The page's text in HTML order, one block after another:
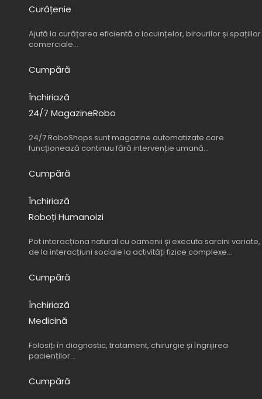
Curățenie
Ajută la curățarea eficientă a locuințelor, birourilor și spațiilor
comerciale…
Cumpără
Închiriază
24/7 MagazineRobo
24/7 RoboShops sunt magazine automatizate care
funcționează continuu fără intervenție umană…
Cumpără
Închiriază
Roboți Humanoizi
Pot interacționa natural cu oamenii și executa sarcini variate,
de la interacțiuni sociale la activități fizice complexe…
Cumpără
Închiriază
Medicină
Folosiți în diagnostic, tratament, chirurgie și îngrijirea
pacienților…
Cumpără